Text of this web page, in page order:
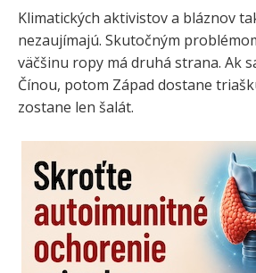
Klimatických aktivistov a bláznov
nezaujímajú. Skutočným
väčšinu ropy má druhá strana. Ak
Čínou, potom Západ dostane
zostane len šalát.